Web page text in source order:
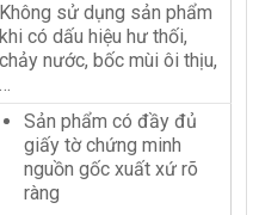
Không sử dụng sản phẩm
khi có dấu hiệu hư thối,
chảy nước, bốc mùi ôi thịu,
…
Sản phẩm có đầy đủ
giấy tờ chứng minh
nguồn gốc xuất xứ rõ
ràng